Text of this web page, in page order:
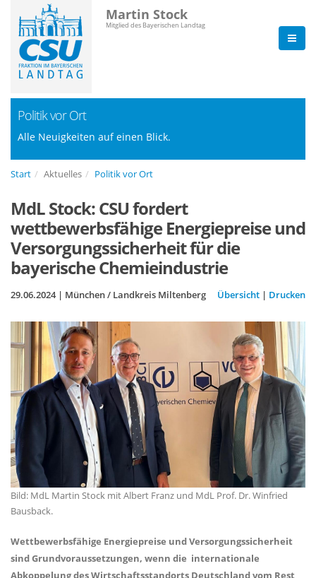
Martin Stock
Mitglied des Bayerischen Landtag
Politik vor Ort
Alle Neuigkeiten auf einen Blick.
Start Aktuelles Politik vor Ort
MdL Stock: CSU fordert
wettbewerbsfähige Energiepreise und
Versorgungssicherheit für die
bayerische Chemieindustrie
29.06.2024 | München / Landkreis Miltenberg Übersicht | Drucken
Bild: MdL Martin Stock mit Albert Franz und MdL Prof. Dr. Winfried
Bausback.
Wettbewerbsfähige Energiepreise und Versorgungssicherheit
sind Grundvoraussetzungen, wenn die internationale
Abkoppelung des Wirtschaftsstandorts Deutschland vom Rest